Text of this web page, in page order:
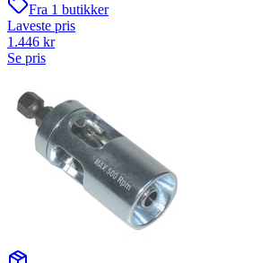
Fra 1 butikker
Laveste pris
1.446 kr
Se pris